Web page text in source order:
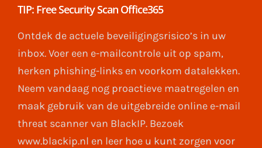
TIP: Free Security Scan Office365
Ontdek de actuele beveiligingsrisico’s in uw
inbox. Voer een e-mailcontrole uit op spam,
herken phishing-links en voorkom datalekken.
Neem vandaag nog proactieve maatregelen en
maak gebruik van de uitgebreide online e-mail
threat scanner van BlackIP. Bezoek
www.blackip.nl en leer hoe u kunt zorgen voor